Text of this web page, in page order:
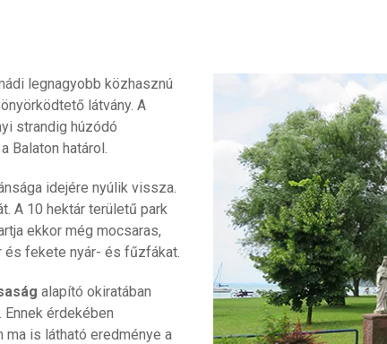
legnagyobb közhasznú
látvány. A
strandig húzódó
Balaton határol.
idejére nyúlik vissza.
A 10 hektár területű park
ekkor még mocsaras,
fekete nyár- és fűzfákat.
alapító okiratában
érdekében
is látható eredménye a